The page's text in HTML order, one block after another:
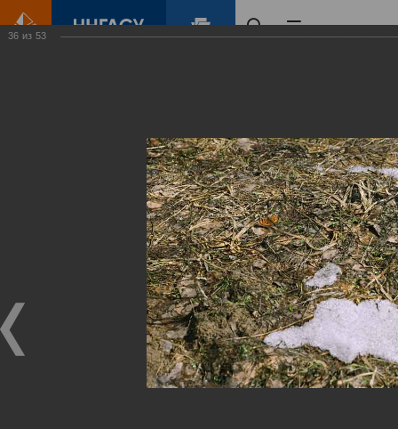
Виртуальные
выставки
(фотоальбомы)
36 из 53